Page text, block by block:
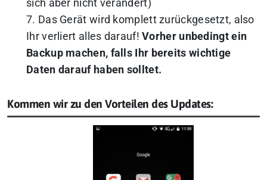
sich aber nicht verändert)
7. Das Gerät wird komplett zurückgesetzt, also
Ihr verliert alles darauf! Vorher unbedingt ein
Backup machen, falls Ihr bereits wichtige
Daten darauf haben solltet.
Kommen wir zu den Vorteilen des Updates: